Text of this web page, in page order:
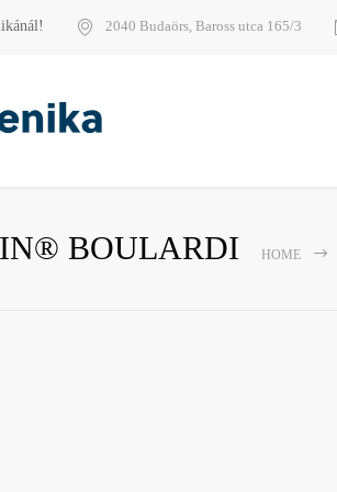
2040 Budaörs, Baross utca 165/3
BOULARDI HOME